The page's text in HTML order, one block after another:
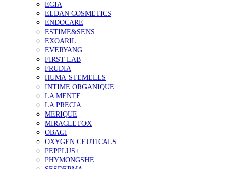
EGIA
ELDAN COSMETICS
ENDOCARE
ESTIME&SENS
EXOARIL
EVERYANG
FIRST LAB
FRUDIA
HUMA-STEMELLS
INTIME ORGANIQUE
LA MENTE
LA PRECIA
MERIQUE
MIRACLETOX
OBAGI
OXYGEN CEUTICALS
PEPPLUS+
PHYMONGSHE